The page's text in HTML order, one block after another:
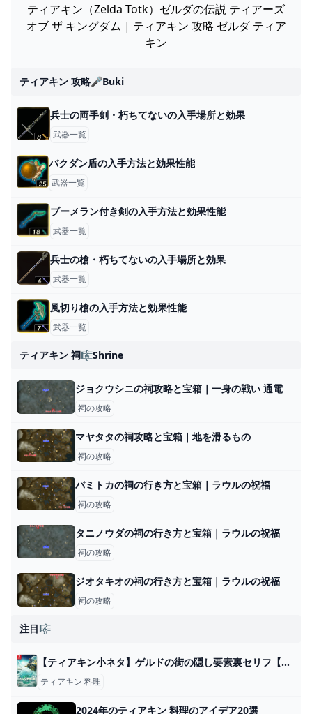
ティアキン（Zelda Totk）ゼルダの伝説 ティアーズ
オブ ザ キングダム | ティアキン 攻略 ゼルダ ティア
キン
ティアキン 攻略🎤buki
兵士の両手剣・朽ちてないの入手場所と効果
武器一覧
バクダン盾の入手方法と効果性能
武器一覧
ブーメラン付き剣の入手方法と効果性能
武器一覧
兵士の槍・朽ちてないの入手場所と効果
武器一覧
風切り槍の入手方法と効果性能
武器一覧
ティアキン 祠🎼shrine
ジョクウシニの祠攻略と宝箱｜一身の戦い 通電
祠の攻略
マヤタタの祠攻略と宝箱｜地を滑るもの
祠の攻略
バミトカの祠の行き方と宝箱｜ラウルの祝福
祠の攻略
タニノウダの祠の行き方と宝箱｜ラウルの祝福
祠の攻略
ジオタキオの祠の行き方と宝箱｜ラウルの祝福
祠の攻略
注目🎼
【ティアキン小ネタ】ゲルドの街の隠し要素裏セリフ【ゼルダ】 - Voyage Bibliomaniac
ティアキン 料理
2024年のティアキン 料理のアイデア20選